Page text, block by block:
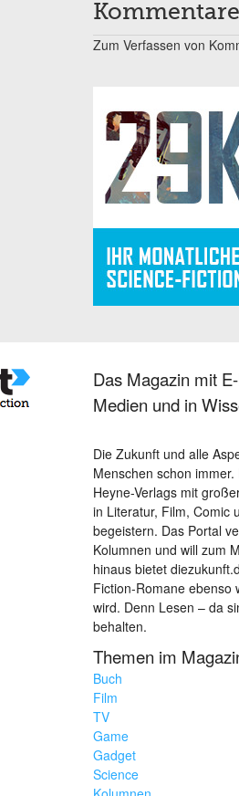
Kommentare
Zum Verfassen von
Das Magazin mit
Medien und in
Die Zukunft und alle
Menschen schon
Heyne-Verlags mit
in Literatur, Film, Comic
begeistern. Das Portal
Kolumnen und will zum
hinaus bietet
Fiction-Romane ebenso
wird. Denn Lesen – da
behalten.
Themen im
Buch
Film
TV
Game
Gadget
Science